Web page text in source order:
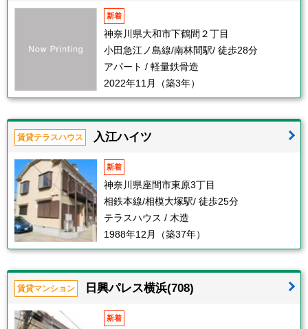
新着
神奈川県大和市下鶴間２丁目
小田急江ノ島線/南林間駅/ 徒歩28分
アパート / 軽量鉄骨造
2022年11月（築3年）
賃貸テラスハウス 入江ハイツ
新着
神奈川県座間市東原3丁目
相鉄本線/相模大塚駅/ 徒歩25分
テラスハウス / 木造
1988年12月（築37年）
賃貸マンション 日興パレス横浜(708)
新着